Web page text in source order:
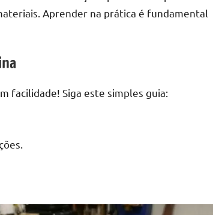
Aprender na prática é fundamental
facilidade! Siga este simples guia: